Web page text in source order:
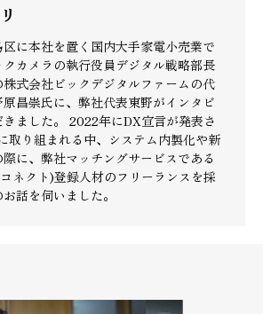
に本社を置く国内大手家電小売業で
カメラの執行役員デジタル戦略部長
式会社ビックデジタルファームの代
昌崇氏に、弊社代表東野がインタビ
ました。 2022年にDX宣言が発表さ
取り組まれる中、システム内製化や新
に、弊社マッチングサービスである
ネクト)登録人材のフリーランスを採
話を伺いました。